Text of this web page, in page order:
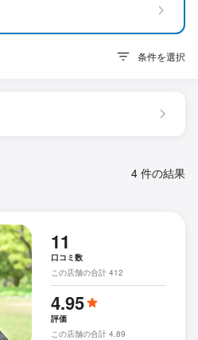
条件を選択
4 件の結果
11
口コミ数
この店舗の合計 412
4.95
評価
この店舗の合計 4.89